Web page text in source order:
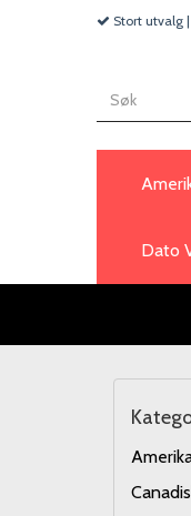
Stort utvalg |
Dato